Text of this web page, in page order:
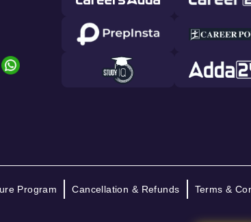
Program Cancellation & Refunds Terms &